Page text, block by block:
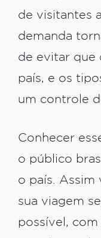
de visitantes
demanda
de evitar que
país, e os
um controle
Conhecer
o público
o país. Assim
sua viagem
possível,